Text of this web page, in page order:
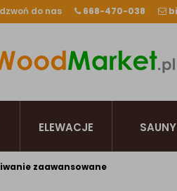
do nas 668-470-038
ELEWACJE SAUNY
zaawansowane